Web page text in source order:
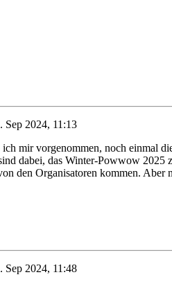
Sep 2024, 11:13
mir vorgenommen, noch einmal
dabei, das Winter-Powwow
den Organisatoren kommen.
Sep 2024, 11:48